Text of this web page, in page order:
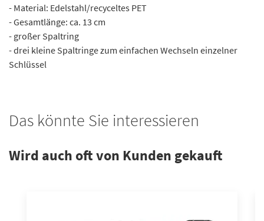
- Material: Edelstahl/recyceltes PET
- Gesamtlänge: ca. 13 cm
- großer Spaltring
- drei kleine Spaltringe zum einfachen Wechseln einzelner
Schlüssel
Das könnte Sie interessieren
Wird auch oft von Kunden gekauft